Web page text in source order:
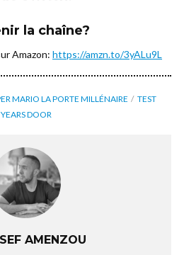
la chaîne?
Amazon: https://amzn.to/3yALu9L
MARIO LA PORTE MILLÉNAIRE
TEST
DOOR
AMENZOU